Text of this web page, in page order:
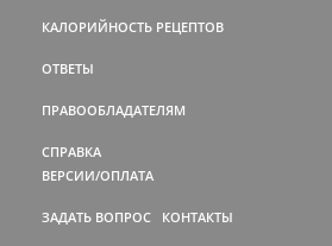
КАЛОРИЙНОСТЬ РЕЦЕПТОВ
ОТВЕТЫ
ПРАВООБЛАДАТЕЛЯМ
СПРАВКА
ВЕРСИИ/ОПЛАТА
ЗАДАТЬ ВОПРОС КОНТАКТЫ